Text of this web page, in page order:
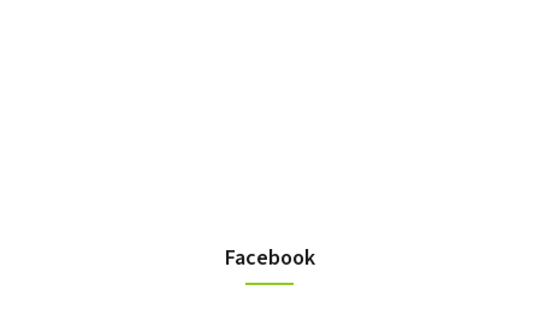
Facebook